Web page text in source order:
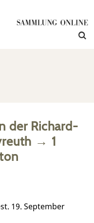
der Richard-
→ 1
19. September